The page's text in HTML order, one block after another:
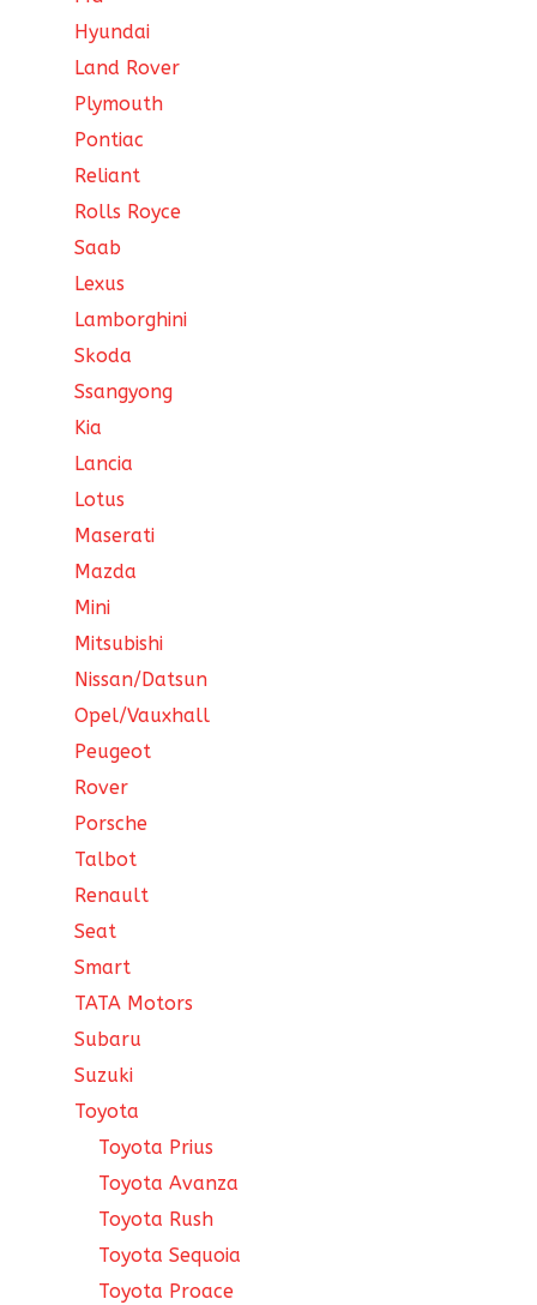
Hyundai
Land Rover
Plymouth
Pontiac
Reliant
Rolls Royce
Saab
Lexus
Lamborghini
Skoda
Ssangyong
Kia
Lancia
Lotus
Maserati
Mazda
Mini
Mitsubishi
Nissan/Datsun
Opel/Vauxhall
Peugeot
Rover
Porsche
Talbot
Renault
Seat
Smart
TATA Motors
Subaru
Suzuki
Toyota
Toyota Prius
Toyota Avanza
Toyota Rush
Toyota Sequoia
Toyota Proace